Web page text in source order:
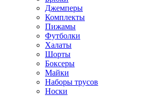
Джемперы
Комплекты
Пижамы
Футболки
Халаты
Шорты
Боксеры
Майки
Наборы трусов
Носки